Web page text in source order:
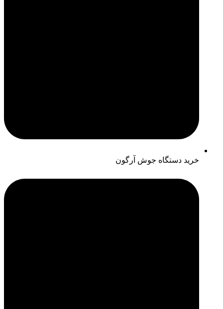
خرید دستگاه جوش آرگون